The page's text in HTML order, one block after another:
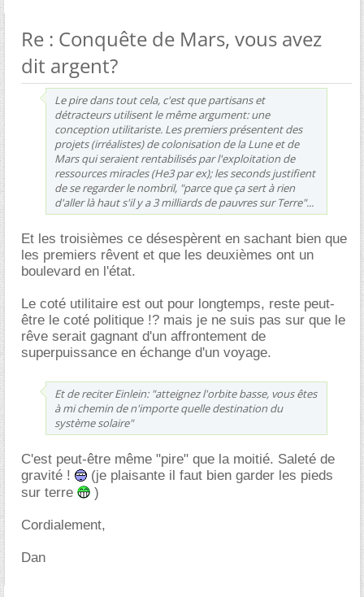
Re : Conquête de Mars, vous avez
dit argent?
Le pire dans tout cela, c'est que partisans et
détracteurs utilisent le même argument: une
conception utilitariste. Les premiers présentent des
projets (irréalistes) de colonisation de la Lune et de
Mars qui seraient rentabilisés par l'exploitation de
ressources miracles (He3 par ex); les seconds justifient
de se regarder le nombril, "parce que ça sert à rien
d'aller là haut s'il y a 3 milliards de pauvres sur Terre"...
Et les troisièmes ce désespèrent en sachant bien que
les premiers rêvent et que les deuxièmes ont un
boulevard en l'état.
Le coté utilitaire est out pour longtemps, reste peut-
être le coté politique !? mais je ne suis pas sur que le
rêve serait gagnant d'un affrontement de
superpuissance en échange d'un voyage.
Et de reciter Einlein: "atteignez l'orbite basse, vous êtes
à mi chemin de n'importe quelle destination du
système solaire"
C'est peut-être même "pire" que la moitié. Saleté de
gravité !
(je plaisante il faut bien garder les pieds
sur terre
)
Cordialement,
Dan